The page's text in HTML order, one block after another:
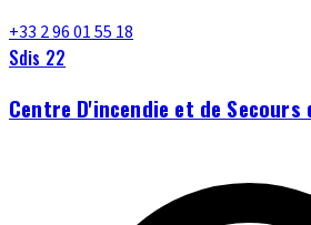
+33 2 96 01 55 18
Sdis 22
Centre D'incendie et de Secours